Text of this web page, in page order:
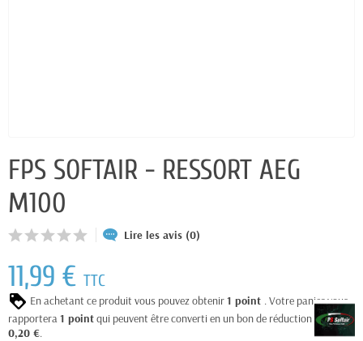
FPS SOFTAIR - RESSORT AEG
M100
Lire les avis (0)
11,99 € TTC
En achetant ce produit vous pouvez obtenir1 point . Votre panier vous
rapportera1 pointqui peuvent être converti en un bon de réduction de
0,20 €.